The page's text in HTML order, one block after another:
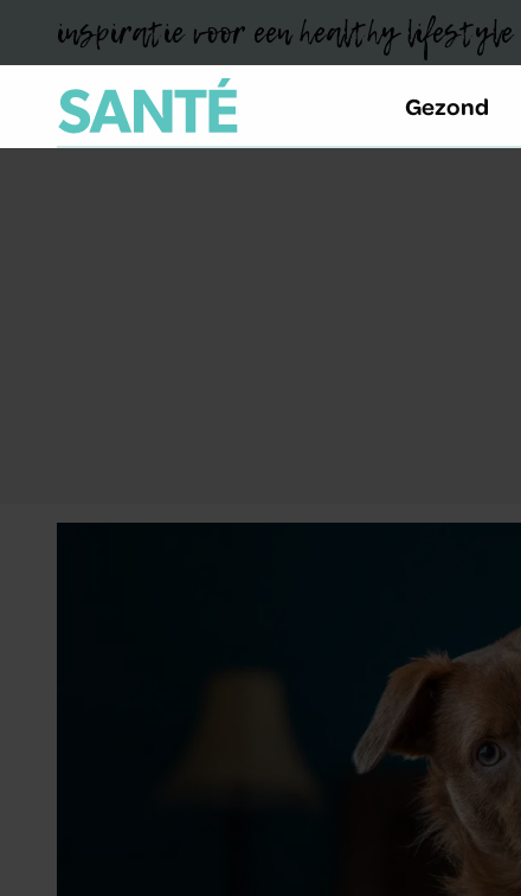
inspiratie voor een healthy lifestyle
Gezond